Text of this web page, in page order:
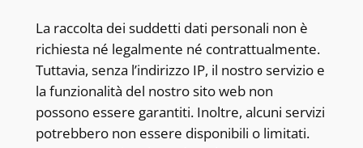
La raccolta dei suddetti dati personali non è
richiesta né legalmente né contrattualmente.
Tuttavia, senza l’indirizzo IP, il nostro servizio e
la funzionalità del nostro sito web non
possono essere garantiti. Inoltre, alcuni servizi
potrebbero non essere disponibili o limitati.